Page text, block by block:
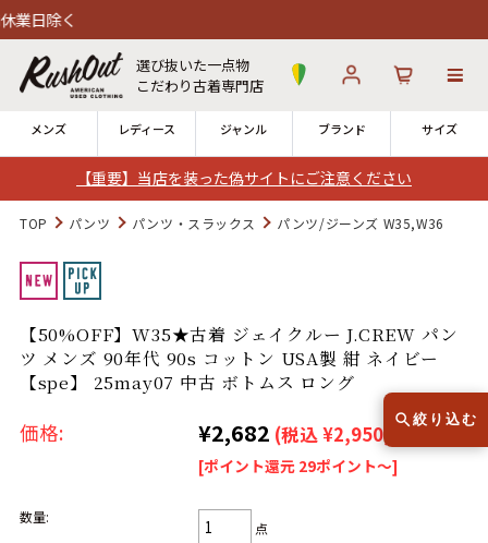
【重要】当店を装った偽サイトにご注意ください
選び抜いた一点物
こだわり古着専門店
メンズ レディース ジャンル ブランド サイズ
ログイン
店舗一覧
全国7店舗・公式通販の比較
発送について 12時までのご注文で当日出荷！
※対応不可：日祝、長期休暇、セール
Search by Hotword 今週のHOTワード（7/29〜8/4）
TOP パンツ パンツ・スラックス パンツ/ジーンズ W35,W36
【50%OFF】W35★古着 ジェイクルー J.CREW パン
ツ メンズ 90年代 90s コットン USA製 紺 ネイビー
【spe】 25may07 中古 ボトムス ロング
価格: ¥2,682 (税込 ¥2,950)
[ポイント還元 29ポイント～]
数量:
点
絞り込む